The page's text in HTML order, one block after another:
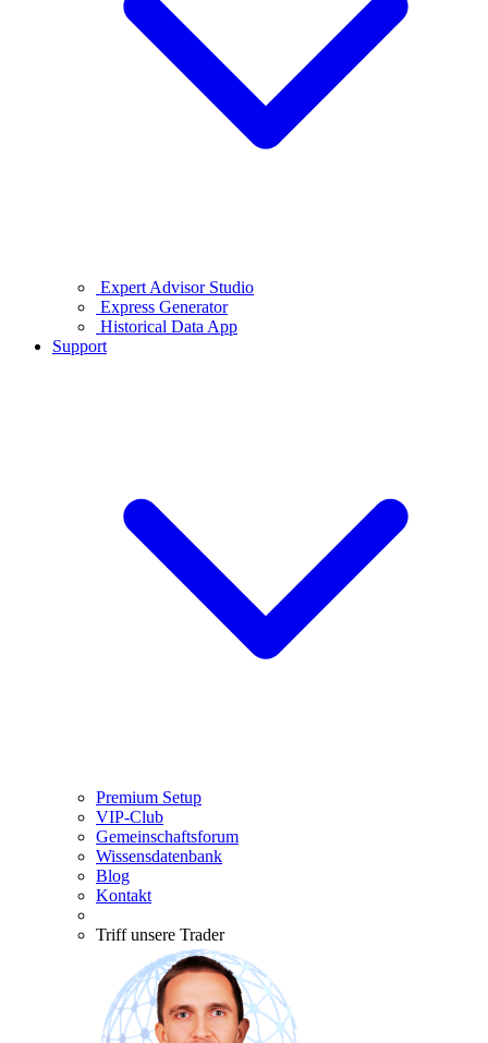
Expert Advisor Studio
Express Generator
Historical Data App
Support
Premium Setup
VIP-Club
Gemeinschaftsforum
Wissensdatenbank
Blog
Kontakt
Triff unsere Trader